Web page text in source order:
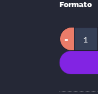
Formato
Viego